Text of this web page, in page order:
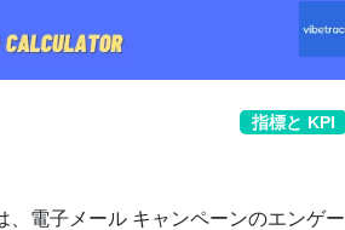
指標と KPI
、電子メール キャンペーンのエンゲー